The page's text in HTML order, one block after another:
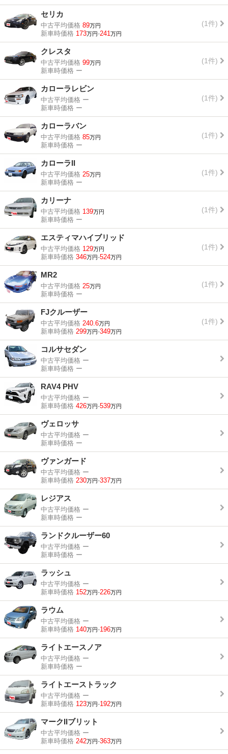
セリカ
中古平均価格 89万円
新車時価格 173万円-241万円
(1件)
クレスタ
中古平均価格 99万円
新車時価格 ー
(1件)
カローラレビン
中古平均価格 ー
新車時価格 ー
(1件)
カローラバン
中古平均価格 85万円
新車時価格 ー
(1件)
カローラII
中古平均価格 25万円
新車時価格 ー
(1件)
カリーナ
中古平均価格 139万円
新車時価格 ー
(1件)
エスティマハイブリッド
中古平均価格 129万円
新車時価格 346万円-524万円
(1件)
MR2
中古平均価格 25万円
新車時価格 ー
(1件)
FJクルーザー
中古平均価格 240.6万円
新車時価格 299万円-349万円
(1件)
コルサセダン
中古平均価格 ー
新車時価格 ー
RAV4 PHV
中古平均価格 ー
新車時価格 426万円-539万円
ヴェロッサ
中古平均価格 ー
新車時価格 ー
ヴァンガード
中古平均価格 ー
新車時価格 230万円-337万円
レジアス
中古平均価格 ー
新車時価格 ー
ランドクルーザー60
中古平均価格 ー
新車時価格 ー
ラッシュ
中古平均価格 ー
新車時価格 152万円-226万円
ラウム
中古平均価格 ー
新車時価格 140万円-196万円
ライトエースノア
中古平均価格 ー
新車時価格 ー
ライトエーストラック
中古平均価格 ー
新車時価格 123万円-192万円
マークIIブリット
中古平均価格 ー
新車時価格 242万円-363万円